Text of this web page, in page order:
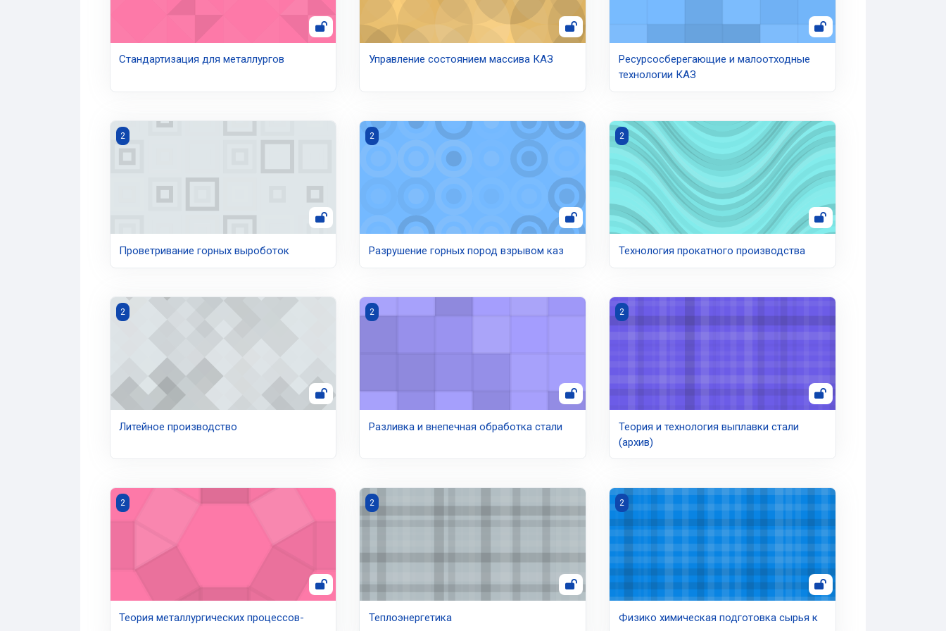
Стандартизация для металлургов Управление состоянием массива КАЗ
Ресурсосберегающие и малоотходные
технологии КАЗ
Проветривание горных выроботок
2
Проветривание горных выроботок
Разрушение горных пород взрывом каз
2
Разрушение горных пород взрывом каз
Технология прокатного производства
2
Технология прокатного производства
Литейное производство
2
Литейное производство
Разливка и внепечная обработка стали
2
Разливка и внепечная обработка стали
Теория и технология выплавки стали (архив)
2
Теория и технология выплавки стали
(архив)
Теория металлургических процессов- очн
2
Теория металлургических процессов-
Теплоэнергетика
2
Теплоэнергетика
Физико химическая подготовка сырья к металлургическим
2
Физико химическая подготовка сырья к